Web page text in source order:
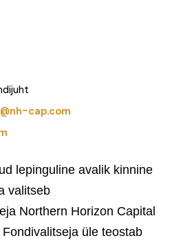
cap.com
lepinguline avalik kinnine
valitseb
Northern Horizon Capital
üle teostab